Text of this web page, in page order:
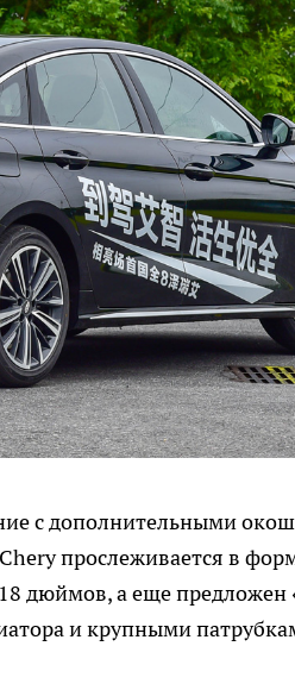
с дополнительными
прослеживается в
дюймов, а еще предложен
и крупными